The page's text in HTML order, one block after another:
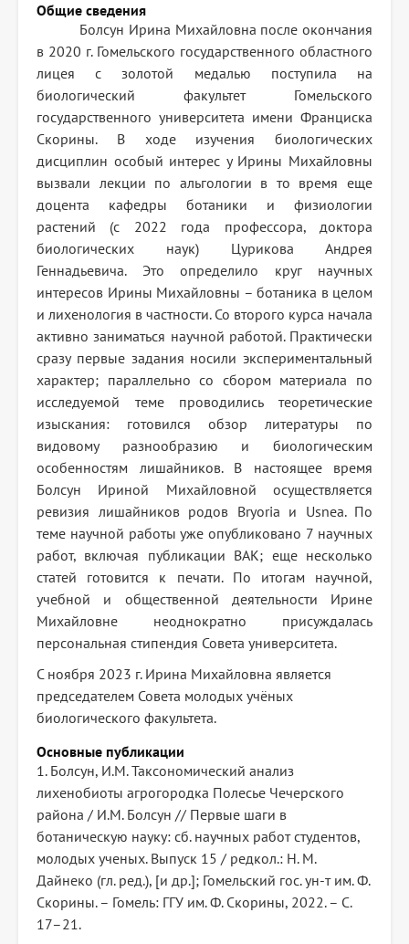
Общие сведения
Болсун Ирина Михайловна после окончания
в 2020 г. Гомельского государственного областного
лицея с золотой медалью поступила на
биологический факультет Гомельского
государственного университета имени Франциска
Скорины. В ходе изучения биологических
дисциплин особый интерес у Ирины Михайловны
вызвали лекции по альгологии в то время еще
доцента кафедры ботаники и физиологии
растений (с 2022 года профессора, доктора
биологических наук) Цурикова Андрея
Геннадьевича. Это определило круг научных
интересов Ирины Михайловны – ботаника в целом
и лихенология в частности. Со второго курса начала
активно заниматься научной работой. Практически
сразу первые задания носили экспериментальный
характер; параллельно со сбором материала по
исследуемой теме проводились теоретические
изыскания: готовился обзор литературы по
видовому разнообразию и биологическим
особенностям лишайников. В настоящее время
Болсун Ириной Михайловной осуществляется
ревизия лишайников родов Bryoria и Usnea. По
теме научной работы уже опубликовано 7 научных
работ, включая публикации ВАК; еще несколько
статей готовится к печати. По итогам научной,
учебной и общественной деятельности Ирине
Михайловне неоднократно присуждалась
персональная стипендия Совета университета.
С ноября 2023 г. Ирина Михайловна является
председателем Совета молодых учёных
биологического факультета.
Основные публикации
1. Болсун, И.М. Таксономический анализ
лихенобиоты агрогородка Полесье Чечерского
района / И.М. Болсун // Первые шаги в
ботаническую науку: сб. научных работ студентов,
молодых ученых. Выпуск 15 / редкол.: Н. М.
Дайнеко (гл. ред.), [и др.]; Гомельский гос. ун-т им. Ф.
Скорины. – Гомель: ГГУ им. Ф. Скорины, 2022. – C.
17–21.